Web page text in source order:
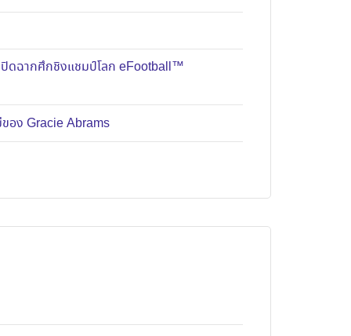
ปิดฉากศึกชิงแชมป์โลก eFootball™
อง Gracie Abrams